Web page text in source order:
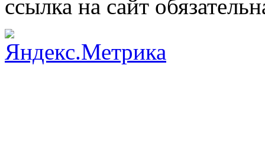
ссылка на сайт